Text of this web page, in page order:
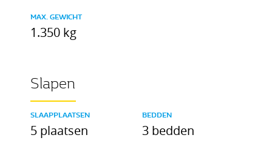
MAX. GEWICHT
1.350 kg
Slapen
SLAAPPLAATSEN
5 plaatsen
BEDDEN
3 bedden